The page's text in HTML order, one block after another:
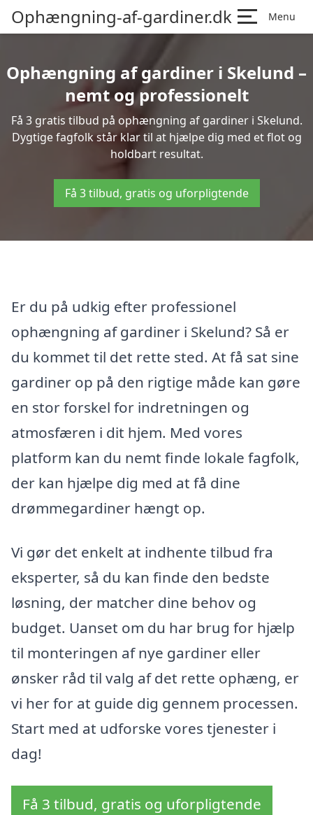
Ophængning-af-gardiner.dk Menu
Ophængning af gardiner i Skelund –
nemt og professionelt
Få 3 gratis tilbud på ophængning af gardiner i Skelund.
Dygtige fagfolk står klar til at hjælpe dig med et flot og
holdbart resultat.
Få 3 tilbud, gratis og uforpligtende
Er du på udkig efter professionel
ophængning af gardiner i Skelund? Så er
du kommet til det rette sted. At få sat sine
gardiner op på den rigtige måde kan gøre
en stor forskel for indretningen og
atmosfæren i dit hjem. Med vores
platform kan du nemt finde lokale fagfolk,
der kan hjælpe dig med at få dine
drømmegardiner hængt op.
Vi gør det enkelt at indhente tilbud fra
eksperter, så du kan finde den bedste
løsning, der matcher dine behov og
budget. Uanset om du har brug for hjælp
til monteringen af nye gardiner eller
ønsker råd til valg af det rette ophæng, er
vi her for at guide dig gennem processen.
Start med at udforske vores tjenester i
dag!
Få 3 tilbud, gratis og uforpligtende